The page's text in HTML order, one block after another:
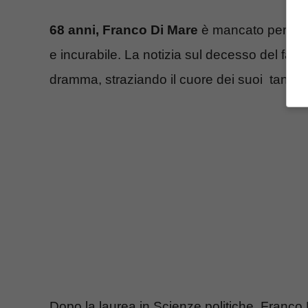
68 anni, Franco Di Mare è mancato per
e incurabile. La notizia sul decesso del
dramma, straziando il cuore dei suoi tanti